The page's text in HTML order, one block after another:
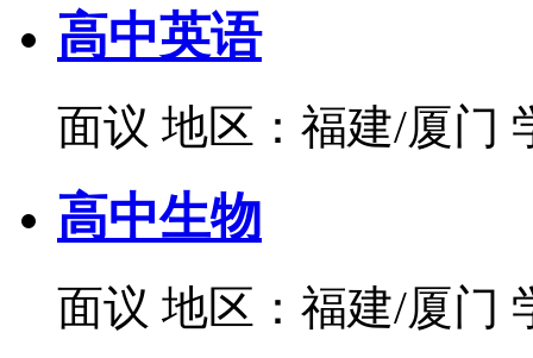
高中英语
面议 地区：福建/厦门
高中生物
面议 地区：福建/厦门